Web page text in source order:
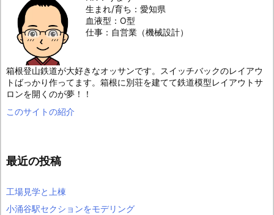
生まれ/育ち：愛知県
血液型：O型
仕事：自営業（機械設計）
箱根登山鉄道が大好きなオッサンです。スイッチバックのレイアウ
トばっかり作ってます。箱根に別荘を建てて鉄道模型レイアウトサ
ロンを開くのが夢！！
このサイトの紹介
最近の投稿
工場見学と上棟
小涌谷駅セクションをモデリング